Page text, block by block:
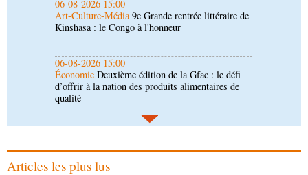
06-08-2026 15:00
ÉconomieDeuxième édition de la Gfac : le défi
d’offrir à la nation des produits alimentaires de
06-08-2026 14:30
Économie Gfac 2026 : des produits locaux dans
les stands, des surgelés dans les assiettes
06-08-2026 14:15
renforce la riposte avec l'appui de l'OMS et
d'Africa CDC
Articles les plus lus